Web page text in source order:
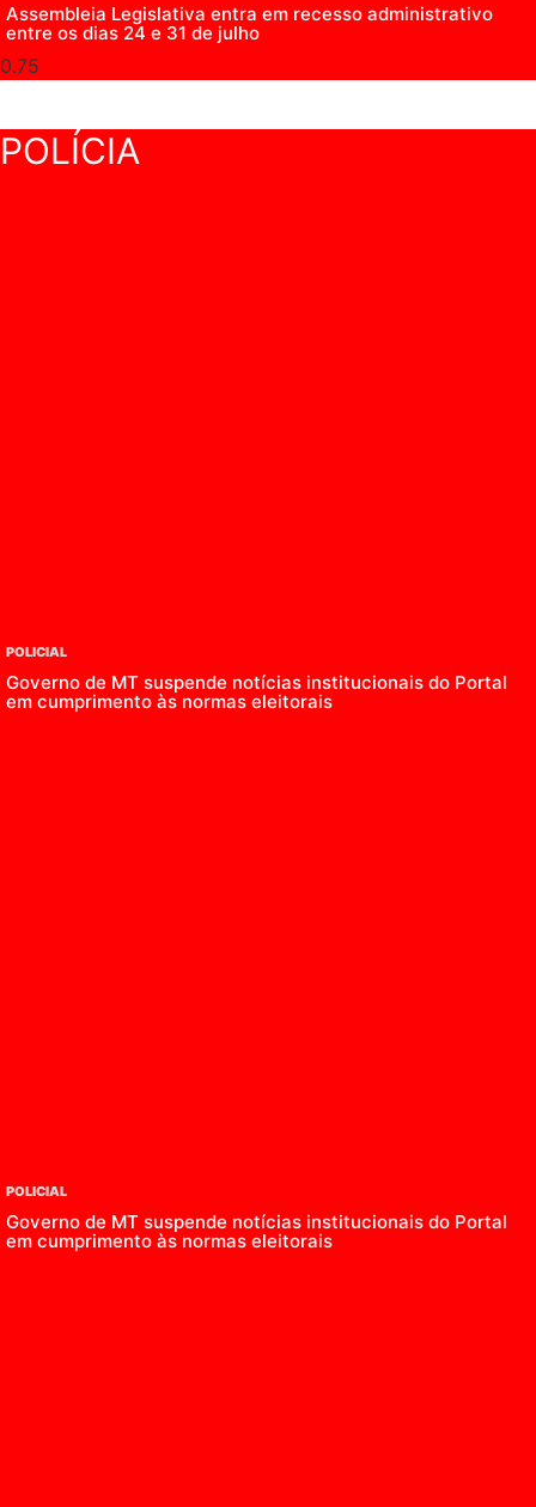
Assembleia Legislativa entra em recesso administrativo
entre os dias 24 e 31 de julho
POLÍCIA
POLICIAL
Governo de MT suspende notícias institucionais do Portal
em cumprimento às normas eleitorais
POLICIAL
Governo de MT suspende notícias institucionais do Portal
em cumprimento às normas eleitorais